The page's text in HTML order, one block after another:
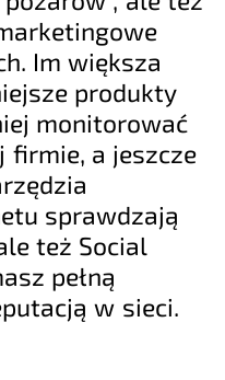
Im większa
produkty
monitorować
firmie, a jeszcze
sprawdzają
też Social
pełną
w sieci.